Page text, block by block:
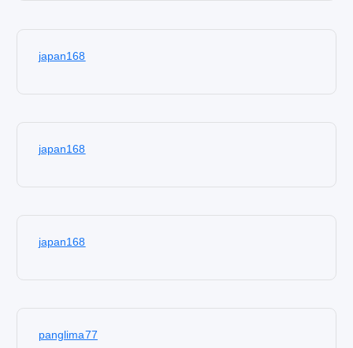
japan168
japan168
japan168
panglima77